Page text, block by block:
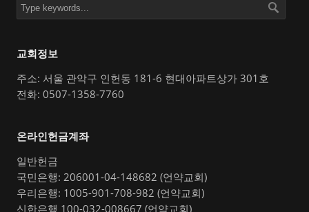
교회정보
주소: 서울 관악구 인헌동 181-6 현대아파트상가 301호
전화: 0507-1358-7760
온라인헌금계좌
일반헌금
국민은행: 206001-04-148682 (언약교회)
우리은행: 1005-901-708-982 (언약교회)
신한은행 100-032-008667 (언약교회)